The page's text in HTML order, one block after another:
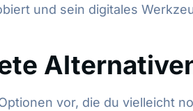
und sein digitales
vor, die du vielleicht